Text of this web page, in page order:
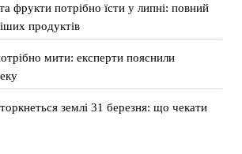
фрукти потрібно їсти у липні: повний
продуктів
мити: експерти пояснили
землі 31 березня: що чекати